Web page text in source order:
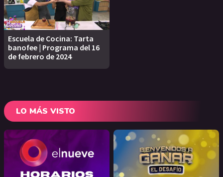
Escuela de Cocina: Tarta
banofee | Programa del 16
de febrero de 2024
LO MÁS VISTO